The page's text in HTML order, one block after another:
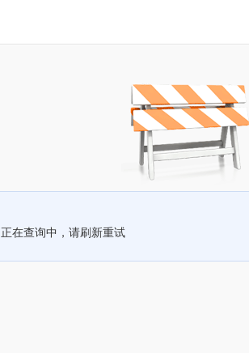
正在查询中，请刷新重试